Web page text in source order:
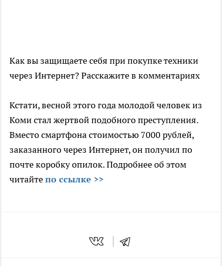
Как вы защищаете себя при покупке техники
через Интернет? Расскажите в комментариях
Кстати, весной этого года молодой человек из
Коми стал жертвой подобного преступления.
Вместо смартфона стоимостью 7000 рублей,
заказанного через Интернет, он получил по
почте коробку опилок. Подробнее об этом
читайтепо ссылке >>